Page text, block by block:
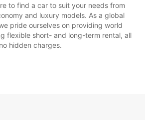
to find a car to suit your needs from
and luxury models. As a global
pride ourselves on providing world
flexible short- and long-term rental, all
hidden charges.